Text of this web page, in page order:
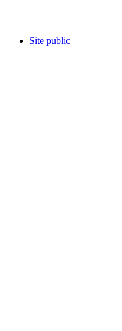
Site public